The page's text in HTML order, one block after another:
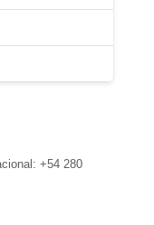
+54 280